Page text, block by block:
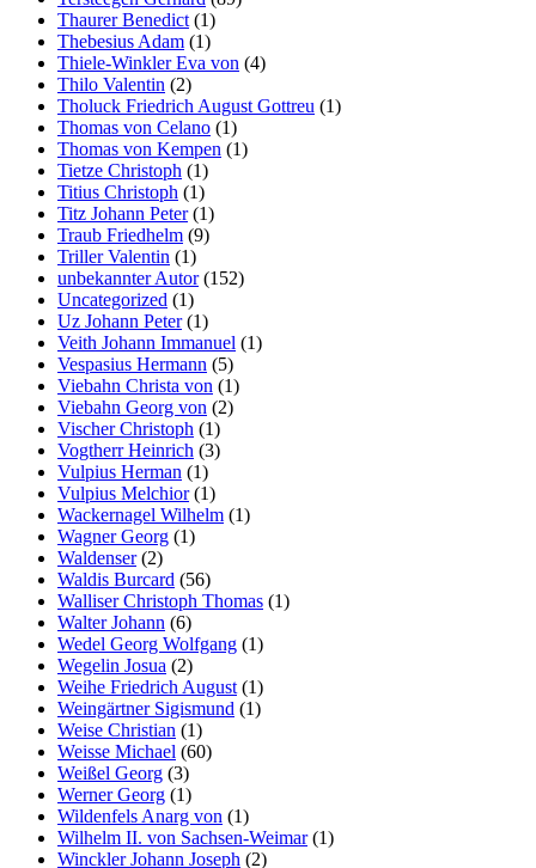
Thaurer Benedict (1)
Thebesius Adam (1)
Thiele-Winkler Eva von (4)
Thilo Valentin (2)
Tholuck Friedrich August Gottreu (1)
Thomas von Celano (1)
Thomas von Kempen (1)
Tietze Christoph (1)
Titius Christoph (1)
Titz Johann Peter(1)
Traub Friedhelm (9)
Triller Valentin (1)
unbekannter Autor(152)
Uncategorized (1)
Uz Johann Peter(1)
Veith Johann Immanuel (1)
Vespasius Hermann (5)
Viebahn Christa von (1)
Viebahn Georg von (2)
Vischer Christoph (1)
Vogtherr Heinrich (3)
Vulpius Herman (1)
Vulpius Melchior(1)
Wackernagel Wilhelm (1)
Wagner Georg (1)
Waldenser(2)
Waldis Burcard (56)
Walliser Christoph Thomas (1)
Walter Johann (6)
Wedel Georg Wolfgang (1)
Wegelin Josua (2)
Weihe Friedrich August (1)
Weingärtner Sigismund (1)
Weise Christian (1)
Weisse Michael (60)
Weißel Georg (3)
Werner Georg (1)
Wildenfels Anarg von (1)
Wilhelm II. von Sachsen-Weimar(1)
Winckler Johann Joseph (2)